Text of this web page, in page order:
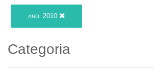
ANO: 2010
Categoria